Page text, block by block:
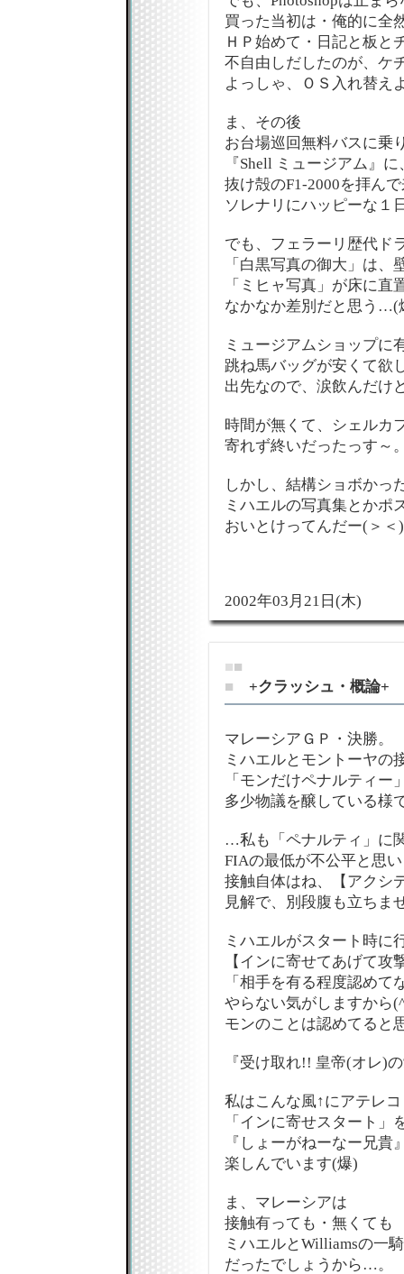
買った当初は・俺的に全
ＨＰ始めて・日記と板と
不自由しだしたのが、ケ
よっしゃ、ＯＳ入れ替え
ま、その後
お台場巡回無料バスに乗
『Shell ミュージアム』
抜け殻のF1-2000を拝ん
ソレナリにハッピーな１
でも、フェラーリ歴代ド
「白黒写真の御大」は、
「ミヒャ写真」が床に直
なかなか差別だと思う…(
ミュージアムショップに
跳ね馬バッグが安くて欲
出先なので、涙飲んだけ
時間が無くて、シェルカ
寄れず終いだったっす～
しかし、結構ショボかっ
ミハエルの写真集とかポ
おいとけってんだー(＞＜
2002年03月21日(木)
■■
■
+クラッシュ・概論+
マレーシアＧＰ・決勝。
ミハエルとモントーヤの
「モンだけペナルティー
多少物議を醸している様
…私も「ペナルティ」に
FIAの最低が不公平と思
接触自体はね、【アクシ
見解で、別段腹も立ちま
ミハエルがスタート時に
【インに寄せてあげて攻
「相手を有る程度認めて
やらない気がしますから
モンのことは認めてると
『受け取れ!! 皇帝(オレ)
私はこんな風↑にアテレ
「インに寄せスタート」
『しょーがねーなー兄貴
楽しんでいます(爆)
ま、マレーシアは
接触有っても・無くても
ミハエルとWilliamsの一
だったでしょうから…。